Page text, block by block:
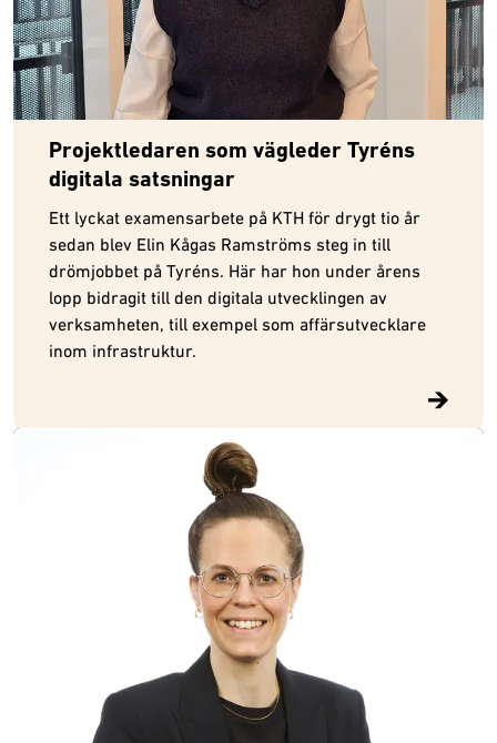
Projektledaren som vägleder Tyréns
digitala satsningar
Ett lyckat examensarbete på KTH för drygt tio år
sedan blev Elin Kågas Ramströms steg in till
drömjobbet på Tyréns. Här har hon under årens
lopp bidragit till den digitala utvecklingen av
verksamheten, till exempel som affärsutvecklare
inom infrastruktur.